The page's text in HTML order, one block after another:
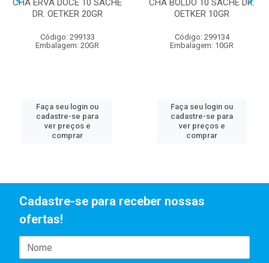
CHA ERVA DOCE 10 SACHE
DR. OETKER 20GR
Código: 299133
Embalagem: 20GR
Faça seu login ou
cadastre-se para
ver preços e
comprar
CHA BOLDO 10 SACHE DR.
OETKER 10GR
Código: 299134
Embalagem: 10GR
Faça seu login ou
cadastre-se para
ver preços e
comprar
Cadastre-se para receber nossas
ofertas!